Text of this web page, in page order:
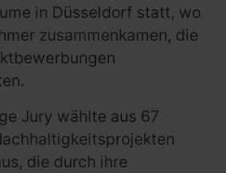
in Düsseldorf statt, wo
zusammenkamen, die
Jury wählte aus 67
die durch ihre